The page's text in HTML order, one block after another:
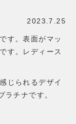
2023.7.25
す。表面がマッ
す。レディース
じられるデザイ
ラチナです。